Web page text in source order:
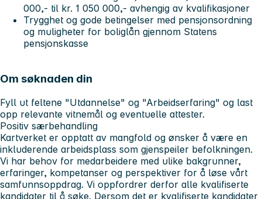
000,- til kr. 1 050 000,- avhengig av kvalifikasjoner
Trygghet og gode betingelser med pensjonsordning
og muligheter for boliglån gjennom Statens
pensjonskasse
Om søknaden din
Fyll ut feltene "Utdannelse" og "Arbeidserfaring" og last
opp relevante vitnemål og eventuelle attester.
Positiv særbehandling
Kartverket er opptatt av mangfold og ønsker å være en
inkluderende arbeidsplass som gjenspeiler befolkningen.
Vi har behov for medarbeidere med ulike bakgrunner,
erfaringer, kompetanser og perspektiver for å løse vårt
samfunnsoppdrag. Vi oppfordrer derfor alle kvalifiserte
kandidater til å søke. Dersom det er kvalifiserte kandidater